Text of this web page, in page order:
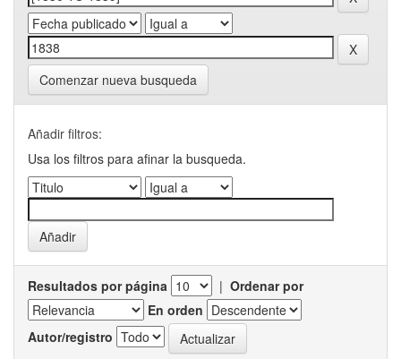
Comenzar nueva busqueda
Añadir filtros:
Usa los filtros para afinar la busqueda.
Resultados por página | Ordenar por
En orden
Autor/registro